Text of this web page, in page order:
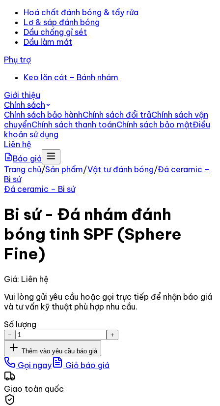
Hoá chất đánh bóng & tẩy rửa
Lơ & sáp đánh bóng
Dầu chống gỉ sét
Dầu làm mát
Phụ trợ
Keo lăn cát – Bánh nhám
Giới thiệu
Chính sách
Chính sách bảo hànhChính sách đổi trảChính sách vận
chuyểnChính sách thanh toánChính sách bảo mậtĐiều
khoản sử dụng
Liên hệ
Báo giá
Trang chủ/Sản phẩm/Vật tư đánh bóng/Đá ceramic –
Bi sứ
Đá ceramic – Bi sứ
Bi sứ - Đá nhám đánh
bóng tinh SPF (Sphere
Fine)
Giá: Liên hệ
Vui lòng gửi yêu cầu hoặc gọi trực tiếp để nhận báo giá
và tư vấn kỹ thuật phù hợp nhu cầu.
Số lượng
− +
Thêm vào yêu cầu báo giá
Gọi ngay Giỏ báo giá
Giao toàn quốc